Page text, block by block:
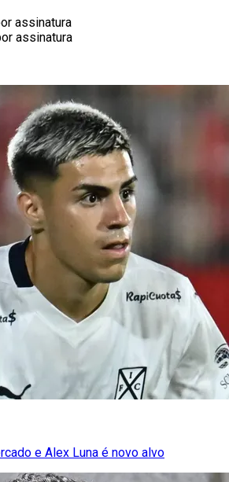
assinatura
assinatura
e Alex Luna é novo alvo